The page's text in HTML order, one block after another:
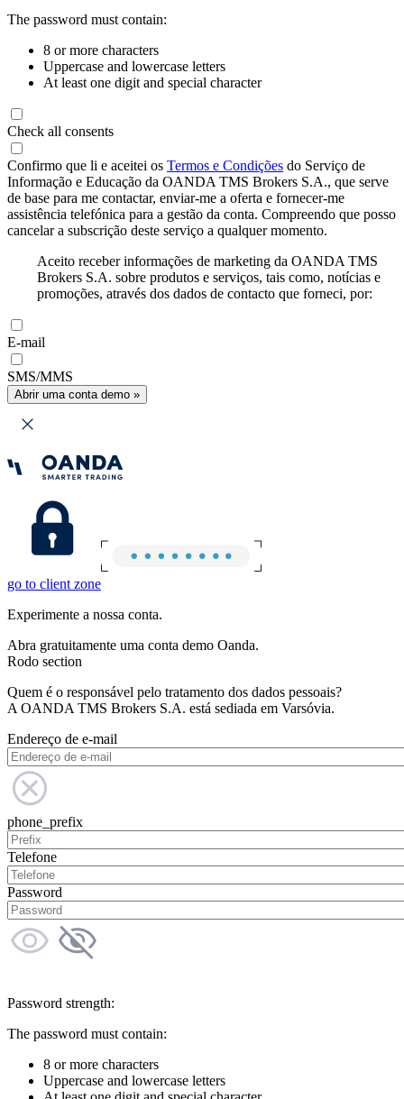
The password must contain:
8 or more characters
Uppercase and lowercase letters
At least one digit and special character
Check all consents
Confirmo que li e aceitei os Termos e Condições do Serviço de
Informação e Educação da OANDA TMS Brokers S.A., que serve
de base para me contactar, enviar-me a oferta e fornecer-me
assistência telefónica para a gestão da conta. Compreendo que posso
cancelar a subscrição deste serviço a qualquer momento.
Aceito receber informações de marketing da OANDA TMS
Brokers S.A. sobre produtos e serviços, tais como, notícias e
promoções, através dos dados de contacto que forneci, por:
E-mail
SMS/MMS
Abrir uma conta demo »
go to client zone
Experimente a nossa conta.
Abra gratuitamente uma conta demo Oanda.
Rodo section
Quem é o responsável pelo tratamento dos dados pessoais?
A OANDA TMS Brokers S.A. está sediada em Varsóvia.
Endereço de e-mail
phone_prefix
Telefone
Password
Password strength:
The password must contain:
8 or more characters
Uppercase and lowercase letters